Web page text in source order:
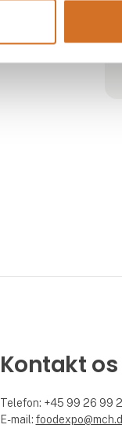
Kontakt os
Telefon: +45 99 26 99
E-mail: